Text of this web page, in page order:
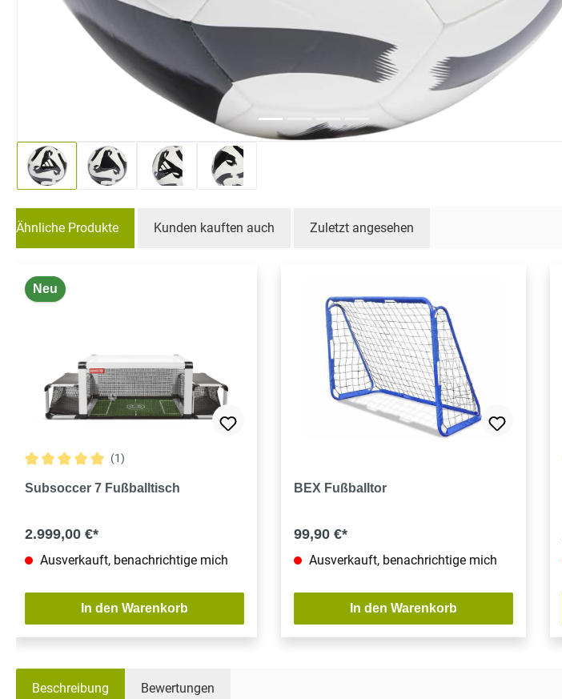
Ähnliche Produkte Kunden kauften auch
Zuletzt angesehen
Neu
Durchschnittliche Bewertung von 5 von 5 Sternen
(1)
Subsoccer 7 Fußballtisch
2.999,00 €*
Ausverkauft, benachrichtige mich
In den Warenkorb
BEX Fußballtor
99,90 €*
Ausverkauft, benachrichtige mich
In den Warenkorb
Beschreibung Bewertungen